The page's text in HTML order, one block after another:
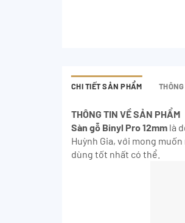
CHI TIẾT SẢN PHẨM
THÔNG TIN VỀ SẢN PHẨM
Sàn gỗ Binyl Pro 12mm là
Huỳnh Gia, với mong
dùng tốt nhất có thể.